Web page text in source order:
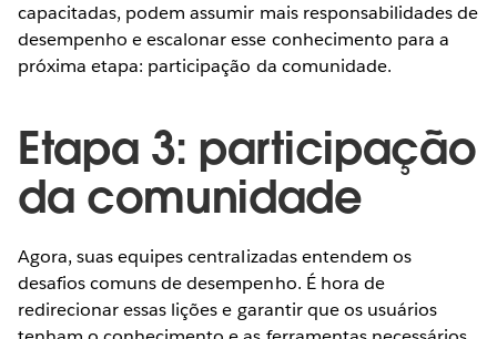
capacitadas, podem assumir mais responsabilidades de
desempenho e escalonar esse conhecimento para a
próxima etapa: participação da comunidade.
Etapa 3: participação
da comunidade
Agora, suas equipes centralizadas entendem os
desafios comuns de desempenho. É hora de
redirecionar essas lições e garantir que os usuários